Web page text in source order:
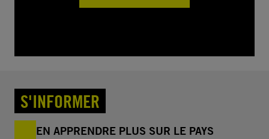
S'INFORMER
EN APPRENDRE PLUS SUR LE PAYS